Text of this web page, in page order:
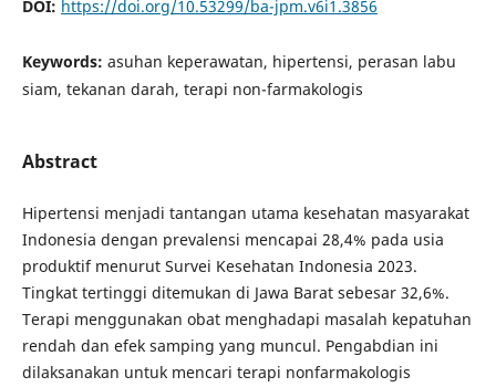
DOI: https://doi.org/10.53299/ba-jpm.v6i1.3856
Keywords: asuhan keperawatan, hipertensi, perasan labu
siam, tekanan darah, terapi non-farmakologis
Abstract
Hipertensi menjadi tantangan utama kesehatan masyarakat
Indonesia dengan prevalensi mencapai 28,4% pada usia
produktif menurut Survei Kesehatan Indonesia 2023.
Tingkat tertinggi ditemukan di Jawa Barat sebesar 32,6%.
Terapi menggunakan obat menghadapi masalah kepatuhan
rendah dan efek samping yang muncul. Pengabdian ini
dilaksanakan untuk mencari terapi nonfarmakologis